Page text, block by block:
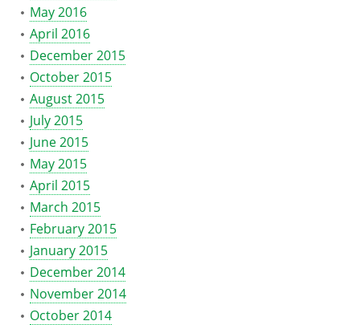
May 2016
April 2016
December 2015
October 2015
August 2015
July 2015
June 2015
May 2015
April 2015
March 2015
February 2015
January 2015
December 2014
November 2014
October 2014